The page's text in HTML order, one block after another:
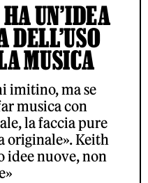
UN’IDEA
MUSICA
imitino, ma se
musica con
la faccia pure
originale». Keith
idee nuove, non